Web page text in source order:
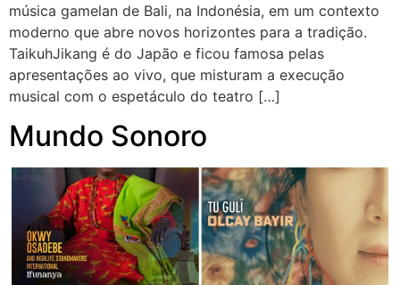
música gamelan de Bali, na Indonésia, em um contexto
moderno que abre novos horizontes para a tradição.
TaikuhJikang é do Japão e ficou famosa pelas
apresentações ao vivo, que misturam a execução
musical com o espetáculo do teatro […]
Mundo Sonoro